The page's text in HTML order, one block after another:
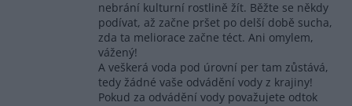
nebrání kulturní rostlině žít. Běžte se někdy
podívat, až začne pršet po delší době sucha,
zda ta meliorace začne téct. Ani omylem,
vážený!
A veškerá voda pod úrovní per tam zůstává,
tedy žádné vaše odvádění vody z krajiny!
Pokud za odvádění vody považujete odtok